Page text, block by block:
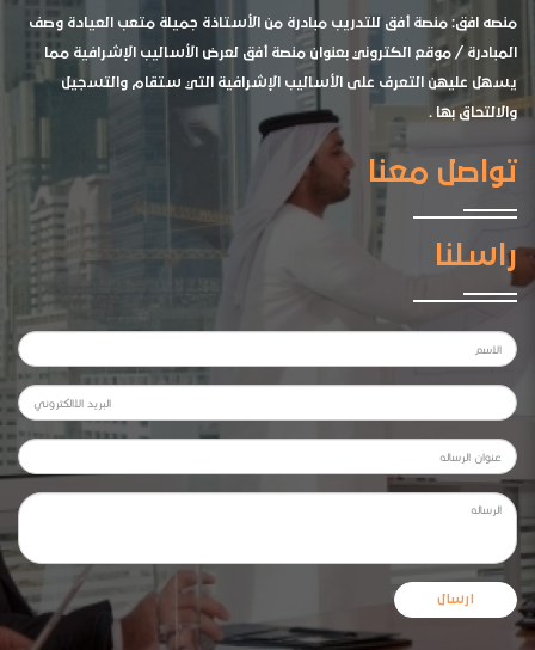
منصه افق: منصة أفق للتدريب مبادرة من الأستاذة جميلة متعب العيادة وصف
المبادرة / موقع الكتروني بعنوان منصة أفق لعرض الأساليب الإشرافية مما
يسهل عليهن التعرف على الأساليب الإشرافية التي ستقام والتسجيل
والالتحاق بها .
تواصل معنا
راسلنا
ارسال